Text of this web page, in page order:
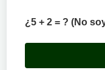
¿5 + 2 = ? (No